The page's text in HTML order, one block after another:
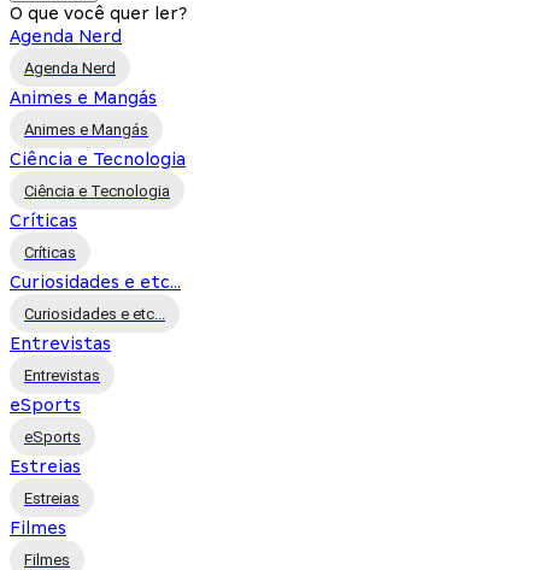
O que você quer ler?
Agenda Nerd
Agenda Nerd
Animes e Mangás
Animes e Mangás
Ciência e Tecnologia
Ciência e Tecnologia
Críticas
Críticas
Curiosidades e etc...
Curiosidades e etc...
Entrevistas
Entrevistas
eSports
eSports
Estreias
Estreias
Filmes
Filmes